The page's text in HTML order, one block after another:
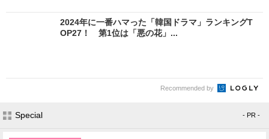
2024年に一番ハマった「韓国ドラマ」ランキングT
OP27！ 第1位は「悪の花」...
Recommended by
Special - PR -